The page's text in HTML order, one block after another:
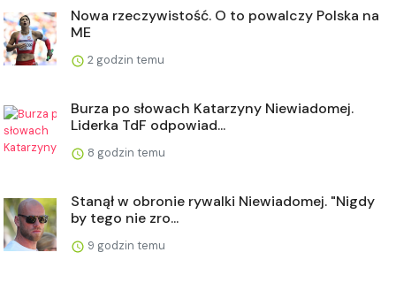
Nowa rzeczywistość. O to powalczy Polska na
ME
2 godzin temu
Burza po słowach Katarzyny Niewiadomej.
Liderka TdF odpowiad...
8 godzin temu
Stanął w obronie rywalki Niewiadomej. "Nigdy
by tego nie zro...
9 godzin temu